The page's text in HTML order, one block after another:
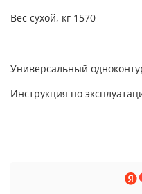
Вес сухой, кг 1570
Универсальный
Инструкция по